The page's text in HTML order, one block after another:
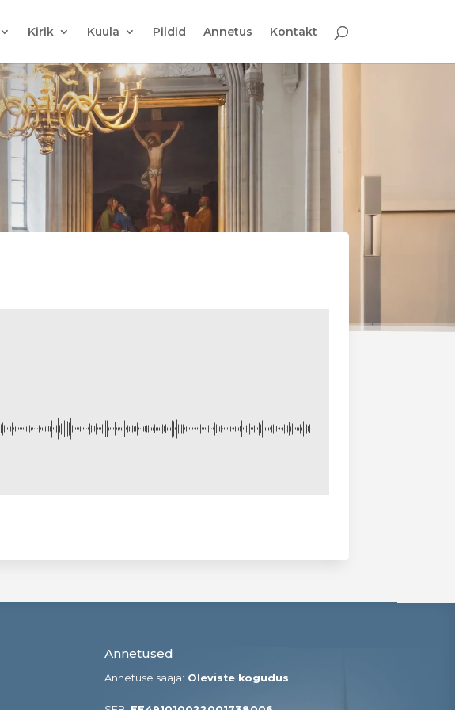
Kirik Kuula Pildid Annetus Kontakt
Annetused
Annetuse saaja: Oleviste kogudus